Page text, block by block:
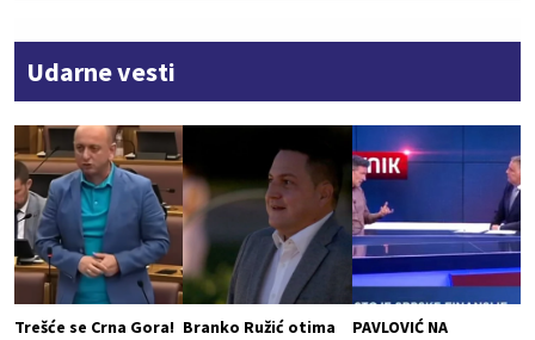
Udarne vesti
Trešće se Crna Gora! Branko Ružić otima
PAVLOVIĆ NA